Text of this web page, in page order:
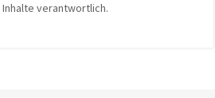
Inhalte verantwortlich.